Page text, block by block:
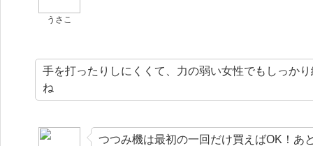
うさこ
手を打ったりしにくくて、力の弱い女性でもしっか
ね
つつみ機は最初の一回だけ買えばOK！あ